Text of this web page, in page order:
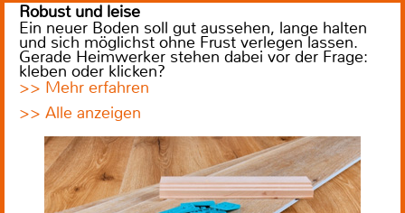
Robust und leise
Ein neuer Boden soll gut aussehen, lange halten
und sich möglichst ohne Frust verlegen lassen.
Gerade Heimwerker stehen dabei vor der Frage:
kleben oder klicken?
>> Mehr erfahren
>> Alle anzeigen